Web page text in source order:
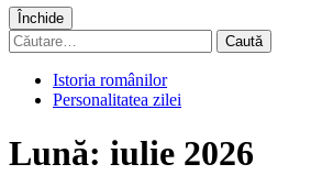
Închide
Caută
după:
Istoria românilor
Personalitatea zilei
Lună: iulie 2026